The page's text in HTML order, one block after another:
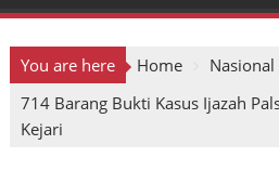
You are here Home
Nasional
714 Barang Bukti Kasus Ijazah
Kejari